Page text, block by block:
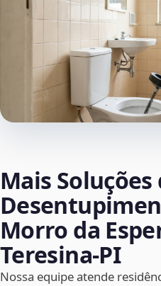
Mais Soluções
Morro da
Teresina‑PI
Nossa equipe atende